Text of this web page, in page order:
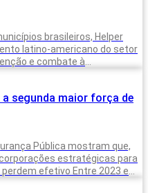
brasileiros, Helper
latino-americano do setor
e combate à
segunda maior força de
Pública mostram que,
estratégicas para
efetivo Entre 2023 e